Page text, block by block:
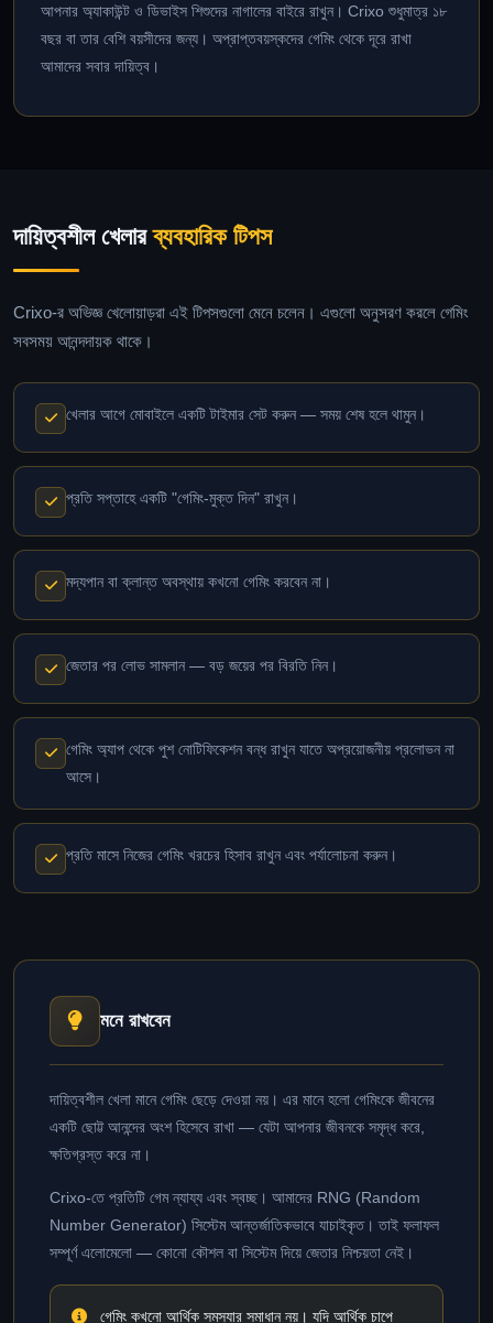
আপনার অ্যাকাউন্ট ও ডিভাইস শিশুদের নাগালের বাইরে রাখুন। Crixo শুধুমাত্র ১৮
বছর বা তার বেশি বয়সীদের জন্য। অপ্রাপ্তবয়স্কদের গেমিং থেকে দূরে রাখা
আমাদের সবার দায়িত্ব।
দায়িত্বশীল খেলারব্যবহারিক টিপস
Crixo-র অভিজ্ঞ খেলোয়াড়রা এই টিপসগুলো মেনে চলেন। এগুলো অনুসরণ করলে গেমিং
সবসময় আনন্দদায়ক থাকে।
খেলার আগে মোবাইলে একটি টাইমার সেট করুন — সময় শেষ হলে থামুন।
প্রতি সপ্তাহে একটি "গেমিং-মুক্ত দিন" রাখুন।
মদ্যপান বা ক্লান্ত অবস্থায় কখনো গেমিং করবেন না।
জেতার পর লোভ সামলান — বড় জয়ের পর বিরতি নিন।
গেমিং অ্যাপ থেকে পুশ নোটিফিকেশন বন্ধ রাখুন যাতে অপ্রয়োজনীয় প্রলোভন না
আসে।
প্রতি মাসে নিজের গেমিং খরচের হিসাব রাখুন এবং পর্যালোচনা করুন।
মনে রাখবেন
দায়িত্বশীল খেলা মানে গেমিং ছেড়ে দেওয়া নয়। এর মানে হলো গেমিংকে জীবনের
একটি ছোট্ট আনন্দের অংশ হিসেবে রাখা — যেটা আপনার জীবনকে সমৃদ্ধ করে,
ক্ষতিগ্রস্ত করে না।
Crixo-তে প্রতিটি গেম ন্যায্য এবং স্বচ্ছ। আমাদের RNG (Random
Number Generator) সিস্টেম আন্তর্জাতিকভাবে যাচাইকৃত। তাই ফলাফল
সম্পূর্ণ এলোমেলো — কোনো কৌশল বা সিস্টেম দিয়ে জেতার নিশ্চয়তা নেই।
গেমিং কখনো আর্থিক সমস্যার সমাধান নয়। যদি আর্থিক চাপে